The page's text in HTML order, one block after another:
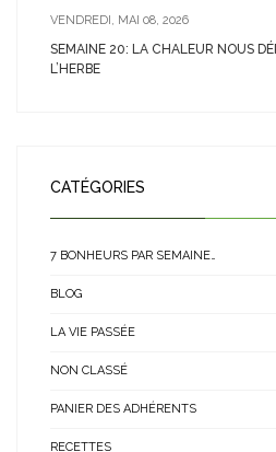
VENDREDI, MAI 08, 2026
SEMAINE 20: LA CHALEUR NOUS
L’HERBE
CATÉGORIES
7 BONHEURS PAR SEMAINE…
BLOG
LA VIE PASSÉE
NON CLASSÉ
PANIER DES ADHÉRENTS
RECETTES